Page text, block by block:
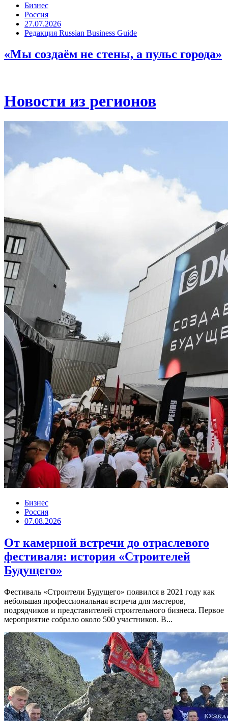
Бизнес
Россия
27.07.2026
Редакция Russian Business Guide
«Мы создаём не стены, а пульс города»
Новости из регионов
Бизнес
Россия
07.08.2026
От камерной встречи до отраслевого
фестиваля: история «Строителей
Будущего»
Фестиваль «Строители Будущего» появился в 2021 году как
небольшая профессиональная встреча для мастеров,
подрядчиков и представителей строительного бизнеса. Первое
мероприятие собрало около 500 участников. В...